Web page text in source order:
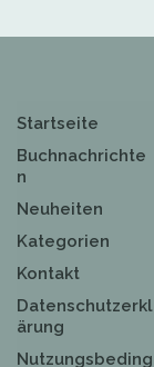
Startseite
Buchnachrichte
n
Neuheiten
Kategorien
Kontakt
Datenschutzerkl
ärung
Nutzungsbeding